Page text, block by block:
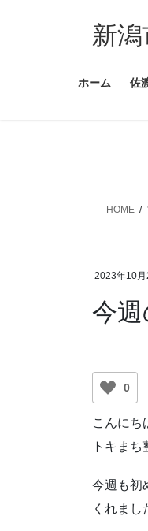
新
ホーム 佐
HOME
2023年10月
今
0
こんにち
トキま
今週も初
くれまし